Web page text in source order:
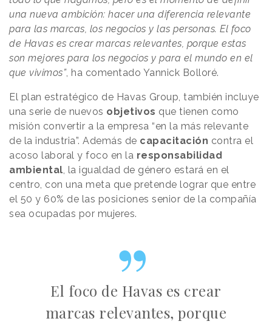
una nueva ambición: hacer una diferencia relevante
para las marcas, los negocios y las personas. El foco
de Havas es crear marcas relevantes, porque estas
son mejores para los negocios y para el mundo en el
que vivimos”, ha comentado Yannick Bolloré.
El plan estratégico de Havas Group, también incluye
una serie de nuevos objetivos que tienen como
misión convertir a la empresa “en la más relevante
de la industria”. Además de capacitación contra el
acoso laboral y foco en la responsabilidad
ambiental, la igualdad de género estará en el
centro, con una meta que pretende lograr que entre
el 50 y 60% de las posiciones senior de la compañía
sea ocupadas por mujeres.
El foco de Havas es crear
marcas relevantes, porque